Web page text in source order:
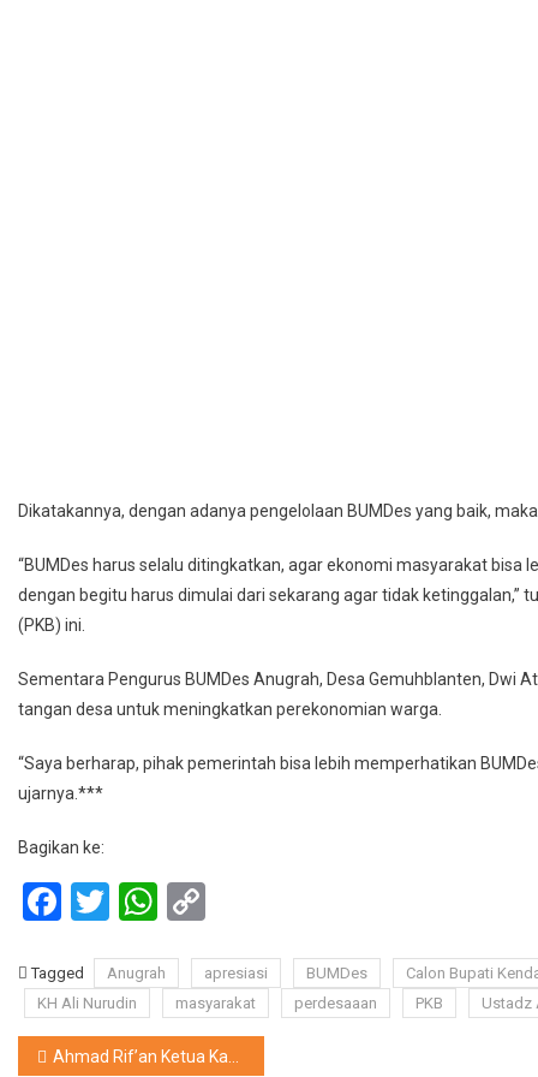
Dikatakannya, dengan adanya pengelolaan BUMDes yang baik,
“BUMDes harus selalu ditingkatkan, agar ekonomi masyarakat bisa
dengan begitu harus dimulai dari sekarang agar tidak ketinggalan,”
(PKB) ini.
Sementara Pengurus BUMDes Anugrah, Desa Gemuhblanten, Dwi
tangan desa untuk meningkatkan perekonomian warga.
“Saya berharap, pihak pemerintah bisa lebih memperhatikan
ujarnya.***
Bagikan ke:
Facebook
TwitterWhatsApp
Tagged Anugrah apresiasi BUMDes
Calon Bupati
KH Ali Nurudin
masyarakat perdesaaan PKB Ustadz
Navigasi
Ahmad Rif’an Ketua Karang Taruna Rembang